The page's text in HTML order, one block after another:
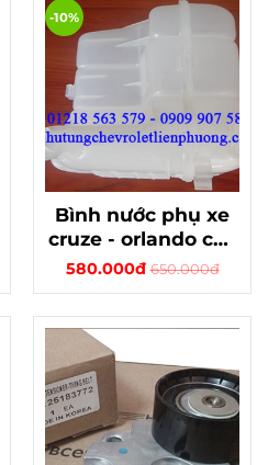
Bình nước phụ xe
cruze - orlando cdx
chính hãng
580.000đ 650.000đ
-10%